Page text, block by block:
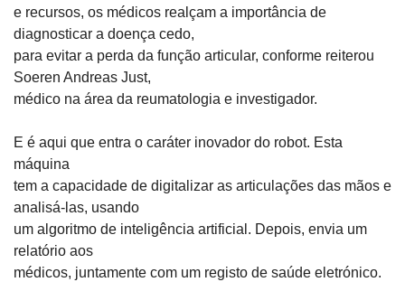
e recursos, os médicos realçam a importância de
diagnosticar a doença cedo,
para evitar a perda da função articular, conforme reiterou
Soeren Andreas Just,
médico na área da reumatologia e investigador.
E é aqui que entra o caráter inovador do robot. Esta
máquina
tem a capacidade de digitalizar as articulações das mãos e
analisá-las, usando
um algoritmo de inteligência artificial. Depois, envia um
relatório aos
médicos, juntamente com um registo de saúde eletrónico.